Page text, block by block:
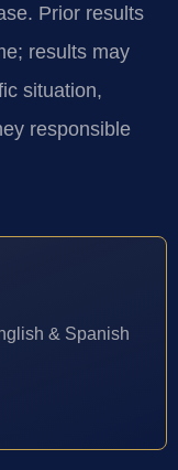
Prior results
results may
situation,
responsible
& Spanish